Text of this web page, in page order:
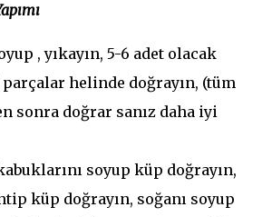
, yıkayın, 5-6 adet olacak
helinde doğrayın, (tüm
sonra doğrar sanız daha iyi
soyup küp doğrayın,
küp doğrayın, soğanı soyup